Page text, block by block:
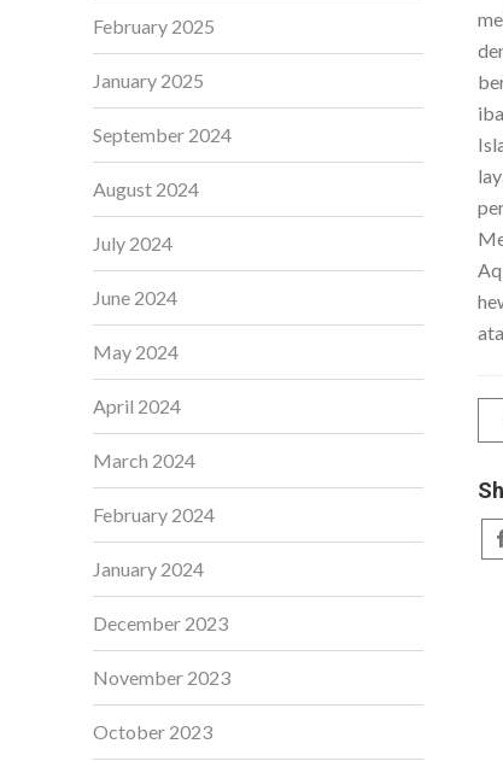
February 2025
January 2025
September 2024
August 2024
July 2024
June 2024
May 2024
April 2024
March 2024
February 2024
January 2024
December 2023
November 2023
October 2023